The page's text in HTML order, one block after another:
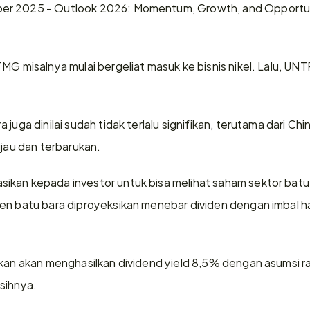
2025 - Outlook 2026: Momentum, Growth, and
misalnya mulai bergeliat masuk ke bisnis nikel. Lalu,
juga dinilai sudah tidak terlalu signifikan, terutama dari
dan terbarukan.
kepada investor untuk bisa melihat saham sektor
batu bara diproyeksikan menebar dividen dengan imbal
akan menghasilkan dividend yield 8,5% dengan asumsi